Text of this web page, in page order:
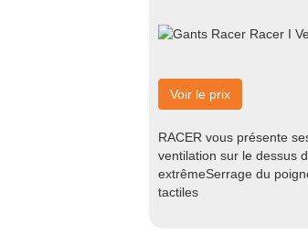
Voir le prix
RACER vous présente
ventilation sur le dessus
extrêmeSerrage du
tactiles